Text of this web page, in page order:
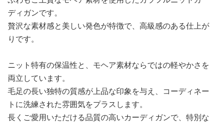
ディガンです。
贅沢な素材感と美しい発色が特徴で、高級感のある仕上が
りです。
ニット特有の保温性と、モヘア素材ならではの軽やかさを
両立しています。
毛足の長い独特の質感が上品な印象を与え、コーディネー
トに洗練された雰囲気をプラスします。
長くご愛用いただける品質の高いカーディガンで、特別な